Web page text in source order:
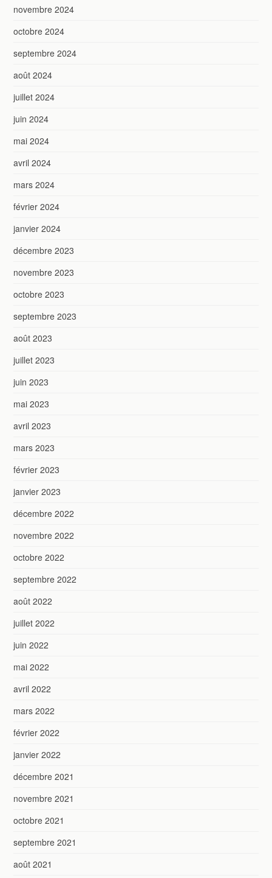
novembre 2024
octobre 2024
septembre 2024
août 2024
juillet 2024
juin 2024
mai 2024
avril 2024
mars 2024
février 2024
janvier 2024
décembre 2023
novembre 2023
octobre 2023
septembre 2023
août 2023
juillet 2023
juin 2023
mai 2023
avril 2023
mars 2023
février 2023
janvier 2023
décembre 2022
novembre 2022
octobre 2022
septembre 2022
août 2022
juillet 2022
juin 2022
mai 2022
avril 2022
mars 2022
février 2022
janvier 2022
décembre 2021
novembre 2021
octobre 2021
septembre 2021
août 2021